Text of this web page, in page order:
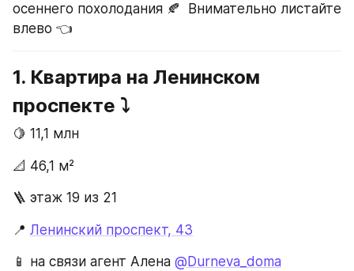
осеннего похолодания 🍂  Внимательно листайте
влево 👈
1. Квартира на Ленинском
проспекте ⤵️
🍋 11,1 млн
📐 46,1 м²
🪜 этаж 19 из 21
📍 Ленинский проспект, 43
📱 на связи агент Алена @Durneva_doma